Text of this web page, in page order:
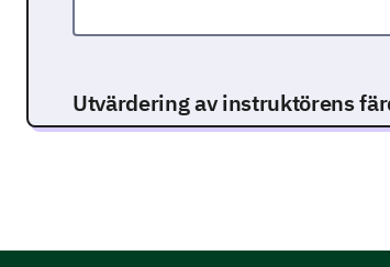
Utvärdering av instruktörens